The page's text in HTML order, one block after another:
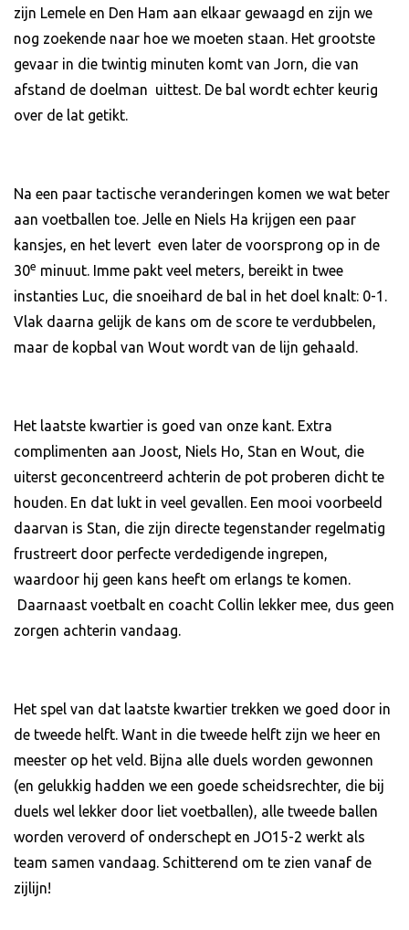
zijn Lemele en Den Ham aan elkaar gewaagd en zijn we
nog zoekende naar hoe we moeten staan. Het grootste
gevaar in die twintig minuten komt van Jorn, die van
afstand de doelman uittest. De bal wordt echter keurig
over de lat getikt.
Na een paar tactische veranderingen komen we wat beter
aan voetballen toe. Jelle en Niels Ha krijgen een paar
kansjes, en het levert even later de voorsprong op in de
30e minuut. Imme pakt veel meters, bereikt in twee
instanties Luc, die snoeihard de bal in het doel knalt: 0-1.
Vlak daarna gelijk de kans om de score te verdubbelen,
maar de kopbal van Wout wordt van de lijn gehaald.
Het laatste kwartier is goed van onze kant. Extra
complimenten aan Joost, Niels Ho, Stan en Wout, die
uiterst geconcentreerd achterin de pot proberen dicht te
houden. En dat lukt in veel gevallen. Een mooi voorbeeld
daarvan is Stan, die zijn directe tegenstander regelmatig
frustreert door perfecte verdedigende ingrepen,
waardoor hij geen kans heeft om erlangs te komen.
Daarnaast voetbalt en coacht Collin lekker mee, dus geen
zorgen achterin vandaag.
Het spel van dat laatste kwartier trekken we goed door in
de tweede helft. Want in die tweede helft zijn we heer en
meester op het veld. Bijna alle duels worden gewonnen
(en gelukkig hadden we een goede scheidsrechter, die bij
duels wel lekker door liet voetballen), alle tweede ballen
worden veroverd of onderschept en JO15-2 werkt als
team samen vandaag. Schitterend om te zien vanaf de
zijlijn!